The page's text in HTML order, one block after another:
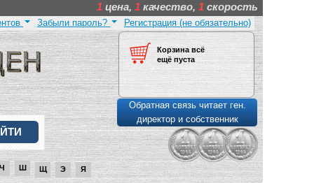
1 цена, 1 качество, 1 скорость
Регистрация (не обязательно)
Забыли пароль?
Корзина всё
ещё пуста
Обратная связь читает ген.
директор и собственник
Ч Ш Щ Э Я